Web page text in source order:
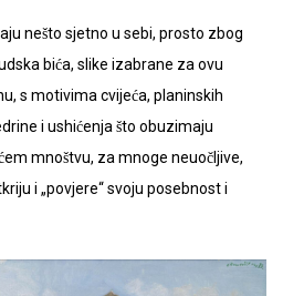
nešto sjetno u sebi, prosto zbog
bića, slike izabrane za ovu
s motivima cvijeća, planinskih
i ushićenja što obuzimaju
mnoštvu, za mnoge neuočljive,
i „povjere“ svoju posebnost i